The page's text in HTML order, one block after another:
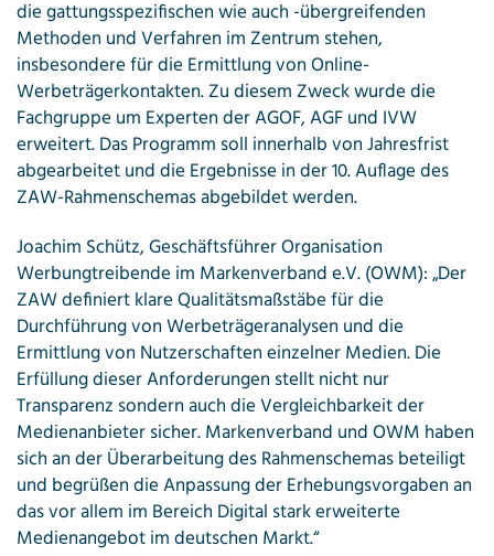
die gattungsspezifischen wie auch -übergreifenden
Methoden und Verfahren im Zentrum stehen,
insbesondere für die Ermittlung von Online-
Werbeträgerkontakten. Zu diesem Zweck wurde die
Fachgruppe um Experten der AGOF, AGF und IVW
erweitert. Das Programm soll innerhalb von Jahresfrist
abgearbeitet und die Ergebnisse in der 10. Auflage des
ZAW-Rahmenschemas abgebildet werden.
Joachim Schütz, Geschäftsführer Organisation
Werbungtreibende im Markenverband e.V. (OWM): „Der
ZAW definiert klare Qualitätsmaßstäbe für die
Durchführung von Werbeträgeranalysen und die
Ermittlung von Nutzerschaften einzelner Medien. Die
Erfüllung dieser Anforderungen stellt nicht nur
Transparenz sondern auch die Vergleichbarkeit der
Medienanbieter sicher. Markenverband und OWM haben
sich an der Überarbeitung des Rahmenschemas beteiligt
und begrüßen die Anpassung der Erhebungsvorgaben an
das vor allem im Bereich Digital stark erweiterte
Medienangebot im deutschen Markt.“